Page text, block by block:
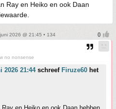
Ray en Heiko en ook Daan
2026 @ 21:45 • 134
no nonsense
2026 21:44schreef Firuze60 het